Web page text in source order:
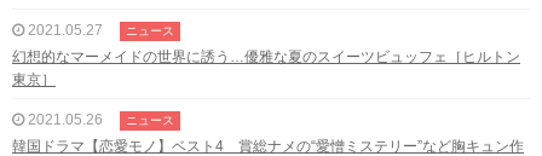
2021.05.27 ニュース
幻想的なマーメイドの世界に誘う…優雅な夏のスイーツビュッフェ［ヒルトン
東京］
2021.05.26 ニュース
韓国ドラマ【恋愛モノ】ベスト4 賞総ナメの“愛憎ミステリー”など胸キュン作